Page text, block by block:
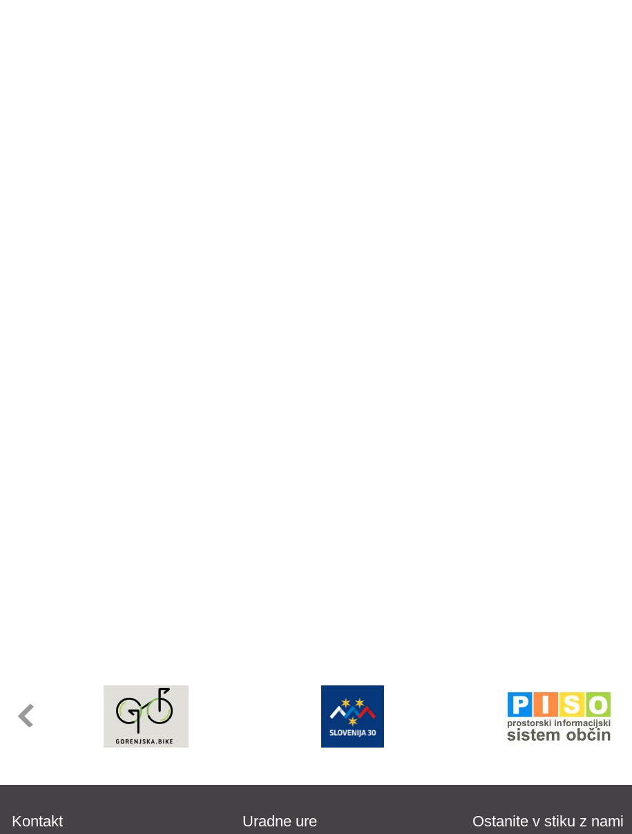
Kontakt Uradne ure Ostanite v stiku z nami